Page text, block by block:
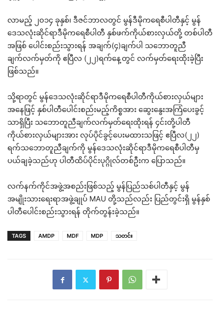
လာမည့် ၂၀၁၄ ခုနှစ်၊ ဒီဇင်ဘာလတွင် မွန်ဒီမိုကရေစီပါတီနှင့် မွန်
ဒေသလုံးဆိုင်ရာဒီမိုကရေစီပါတီ နှစ်ဖက်ကိုယ်စားလှယ်တို့ တစ်ပါတီ
အဖြစ် ပေါင်းစည်းသွားရန် အချက်(၄)ချက်ပါ သဘောတူညီ
ချက်လက်မှတ်ကို ဧပြီလ (၂၂)ရက်နေ့တွင် လက်မှတ်ရေးထိုးခဲ့ပြီး
ဖြစ်သည်။
သို့ရာတွင် မွန်ဒေသလုံးဆိုင်ရာဒီမိုကရေစီပါတီကိုယ်စားလှယ်များ
အနေဖြင့် နှစ်ပါတီပေါင်းစည်းမည့်ကိစ္စအား ဆွေးနွေးအကြံပေးခွင့်
သာရှိပြီး သဘောတူညီချက်လက်မှတ်ရေးထိုးရန် ၄င်းတို့ပါတီ
ကိုယ်စားလှယ်များအား လုပ်ပိုင်ခွင့်ပေးမထားသဖြင့် ဧပြီလ(၂၂)
ရက်သဘောတူညီချက်ကို မွန်ဒေသလုံးဆိုင်ရာဒီမိုကရေစီပါတီမှ
ပယ်ချခဲ့သည်ဟု ပါတီထိပ်ပိုင်းပုဂ္ဂိုလ်တစ်ဦးက ပြောသည်။
လက်နက်ကိုင်အဖွဲ့အစည်းဖြစ်သည့် မွန်ပြည်သစ်ပါတီနှင့် မွန်
အမျိုးသားရေးရာအဖွဲ့ချုပ် MAU တို့သည်လည်း ပြည်တွင်းရှိ မွန်နှစ်
ပါတီပေါင်းစည်းသွားရန် တိုက်တွန်းခဲ့သည်။
TAGS AMDP MDF MDP သတင်း